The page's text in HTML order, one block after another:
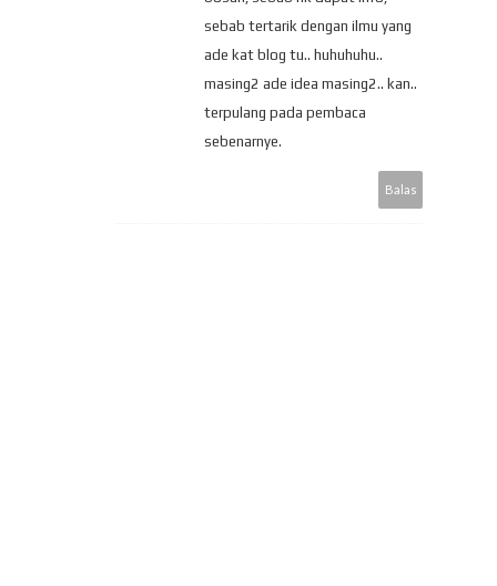
sebab tertarik dengan ilmu yang
ade kat blog tu.. huhuhuhu..
masing2 ade idea masing2.. kan..
terpulang pada pembaca
sebenarnye.
Balas